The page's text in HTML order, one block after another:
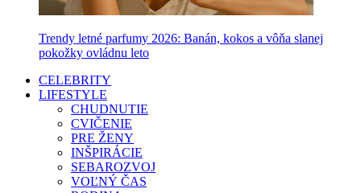
Trendy letné parfumy 2026: Banán, kokos a vôňa slanej
pokožky ovládnu leto
CELEBRITY
LIFESTYLE
CHUDNUTIE
CVIČENIE
PRE ŽENY
INŠPIRÁCIE
SEBAROZVOJ
VOĽNÝ ČAS